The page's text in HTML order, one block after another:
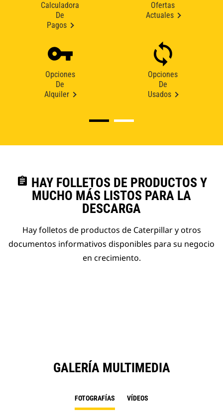
Calculadora
De
Pagos
Ofertas
Actuales
Opciones
De
Alquiler
Opciones
De
Usados
assignment HAY FOLLETOS DE PRODUCTOS Y
MUCHO MÁS LISTOS PARA LA
DESCARGA
Hay folletos de productos de Caterpillar y otros
documentos informativos disponibles para su negocio
en crecimiento.
GALERÍA MULTIMEDIA
FOTOGRAFÍAS VÍDEOS